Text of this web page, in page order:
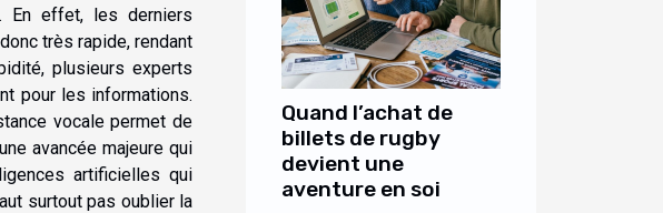
En effet, les derniers
très rapide, rendant
plusieurs experts
pour les informations.
vocale permet de
avancée majeure qui
artificielles qui
surtout pas oublier la
Quand l’achat de
billets de rugby
devient une
aventure en soi